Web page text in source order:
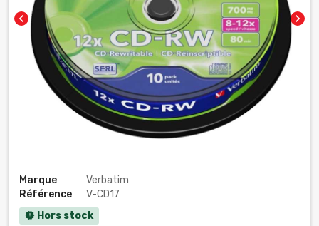
chevron_left chevron_right
Marque
Verbatim
Référence
V-CD17
new_releases Hors stock